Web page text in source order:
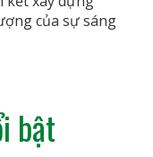
của sự sáng
bật